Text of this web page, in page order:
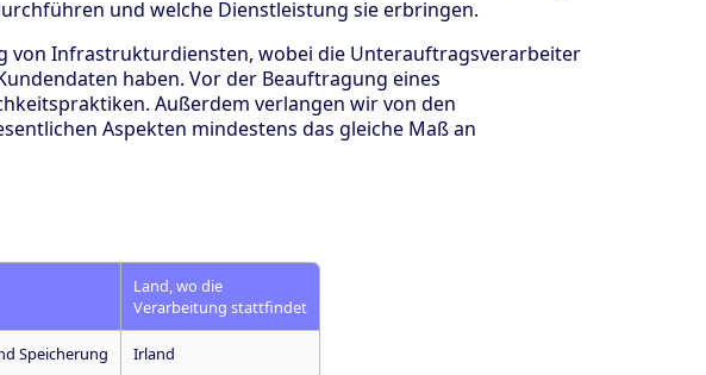
und welche Dienstleistung sie erbringen.
Infrastrukturdiensten, wobei die Unterauftragsverarbeiter
haben. Vor der Beauftragung eines
Außerdem verlangen wir von den
Aspekten mindestens das gleiche Maß an
Land, wo die
Verarbeitung stattfindet
Speicherung Irland